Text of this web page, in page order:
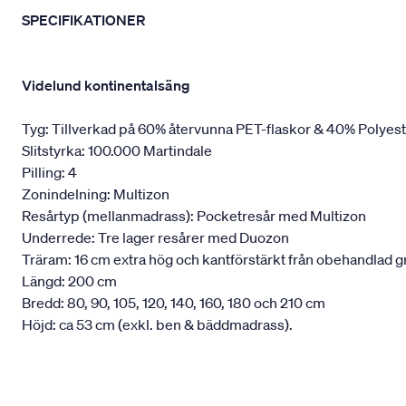
SPECIFIKATIONER
Videlund kontinentalsäng
Tyg: Tillverkad på 60% återvunna PET-flaskor & 40%
Slitstyrka: 100.000 Martindale
Pilling: 4
Zonindelning: Multizon
Resårtyp (mellanmadrass): Pocketresår med Multizon
Underrede: Tre lager resårer med Duozon
Träram: 16 cm extra hög och kantförstärkt från obehandlad
Längd: 200 cm
Bredd: 80, 90, 105, 120, 140, 160, 180 och 210 cm
Höjd: ca 53 cm (exkl. ben & bäddmadrass).